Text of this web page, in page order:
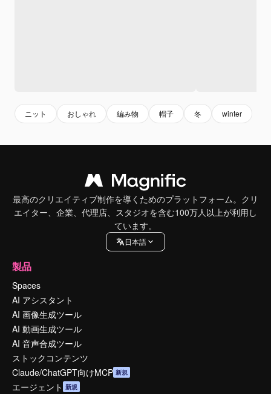
ニット おしゃれ 編み物 帽子 冬 winter
最高のクリエイティブ制作を導くためのプラットフォーム。クリ
エイター、企業、代理店、スタジオを含む100万人以上が利用し
ています。
日本語
製品
Spaces
AI アシスタント
AI 画像生成ツール
AI 動画生成ツール
AI 音声合成ツール
ストックコンテンツ
Claude/ChatGPT向けMCP 新規
エージェント 新規